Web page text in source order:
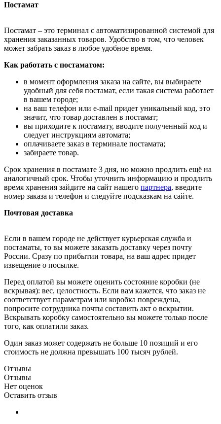
Постамат
Постамат – это терминал с автоматизированной системой для
хранения заказанных товаров. Удобство в том, что человек
может забрать заказ в любое удобное время.
Как работать с постаматом:
в момент оформления заказа на сайте, вы выбираете
удобный для себя постамат, если такая система работает
в вашем городе;
на ваш телефон или e-mail придет уникальный код, это
значит, что товар доставлен в постамат;
вы приходите к постамату, вводите полученный код и
следует инструкциям автомата;
оплачиваете заказ в терминале постамата;
забираете товар.
Срок хранения в постамате 3 дня, но можно продлить ещё на
аналогичный срок. Чтобы уточнить информацию и продлить
время хранения зайдите на сайт нашего партнера, введите
номер заказа и телефон и следуйте подсказкам на сайте.
Почтовая доставка
Если в вашем городе не действует курьерская служба и
постаматы, то вы можете заказать доставку через почту
России. Сразу по прибытии товара, на ваш адрес придет
извещение о посылке.
Перед оплатой вы можете оценить состояние коробки (не
вскрывая): вес, целостность. Если вам кажется, что заказ не
соответствует параметрам или коробка повреждена,
попросите сотрудника почты составить акт о вскрытии.
Вскрывать коробку самостоятельно вы можете только после
того, как оплатили заказ.
Один заказ может содержать не больше 10 позиций и его
стоимость не должна превышать 100 тысяч рублей.
Отзывы
Отзывы
Нет оценок
Оставить отзыв